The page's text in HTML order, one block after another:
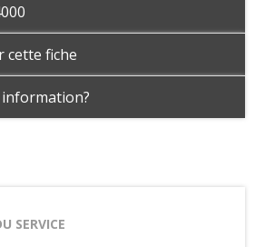
cette fiche
SERVICE